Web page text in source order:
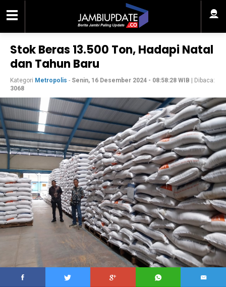
Stok Beras 13.500 Ton, Hadapi Natal
dan Tahun Baru
Kategori Metropolis - Senin, 16 Desember 2024 - 08:58:28 WIB | Dibaca:
3068